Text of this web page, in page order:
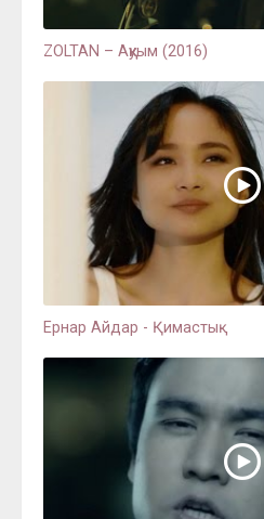
ZOLTAN – Аққуым (2016)
Ернар Айдар - Қимастық